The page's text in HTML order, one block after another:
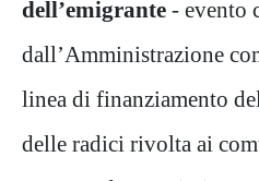
dell’emigrante - evento
dall’Amministrazione
linea di finanziamento
delle radici rivolta ai